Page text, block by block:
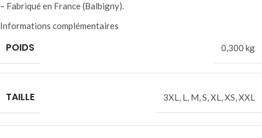
– Fabriqué en France (Balbigny).
Informations complémentaires
POIDS 0,300 kg
TAILLE 3XL, L, M,S,XL,XS,XXL